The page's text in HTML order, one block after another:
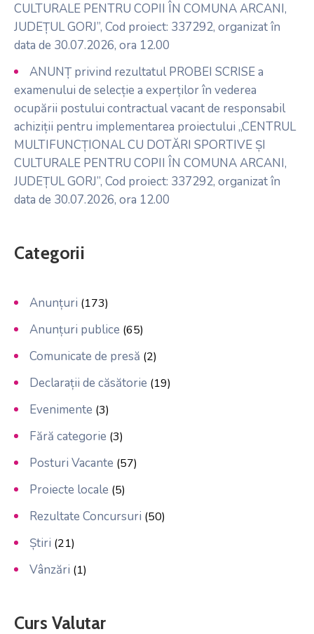
CULTURALE PENTRU COPII ÎN COMUNA ARCANI,
JUDEȚUL GORJ”, Cod proiect: 337292, organizat în
data de 30.07.2026, ora 12.00
ANUNȚ privind rezultatul PROBEI SCRISE a
examenului de selecție a experților în vederea
ocupării postului contractual vacant de responsabil
achiziții pentru implementarea proiectului „CENTRUL
MULTIFUNCȚIONAL CU DOTĂRI SPORTIVE ȘI
CULTURALE PENTRU COPII ÎN COMUNA ARCANI,
JUDEȚUL GORJ”, Cod proiect: 337292, organizat în
data de 30.07.2026, ora 12.00
Categorii
Anunțuri (173)
Anunțuri publice (65)
Comunicate de presă (2)
Declarații de căsătorie (19)
Evenimente (3)
Fără categorie (3)
Posturi Vacante (57)
Proiecte locale (5)
Rezultate Concursuri (50)
Știri (21)
Vânzări (1)
Curs Valutar